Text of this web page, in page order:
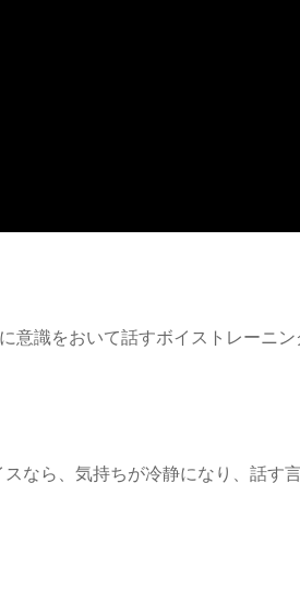
意識をおいて話すボイストレーニン
なら、気持ちが冷静になり、話す